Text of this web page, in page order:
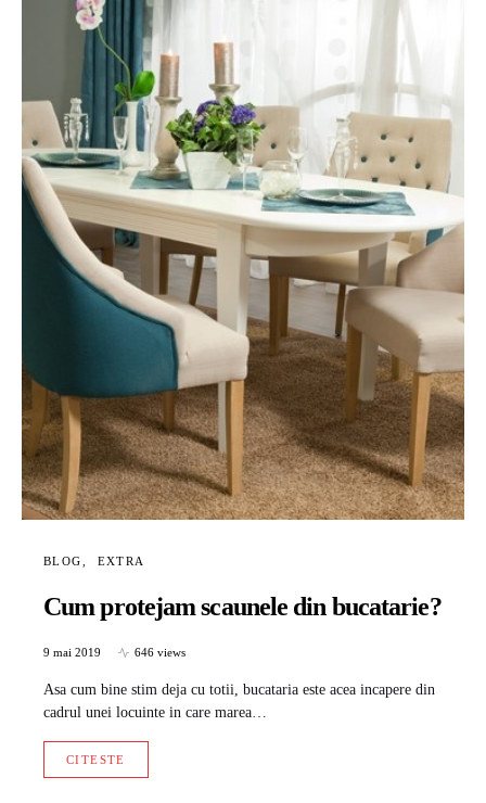
BLOG EXTRA
Cum protejam scaunele din bucatarie?
9 mai 2019 646 views
Asa cum bine stim deja cu totii, bucataria este acea incapere din
cadrul unei locuinte in care marea…
CITESTE